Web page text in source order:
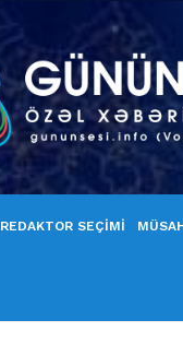
REDAKTOR SEÇİMİ